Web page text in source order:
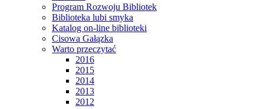
Program Rozwoju Bibliotek
Biblioteka lubi smyka
Katalog on-line biblioteki
Cisowa Gałązka
Warto przeczytać
2016
2015
2014
2013
2012